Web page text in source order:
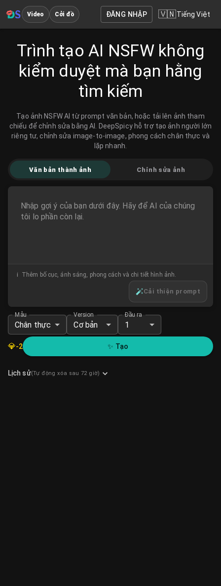
Video Cởi đồ ĐĂNG NHẬP 🇻🇳Tiếng Việt
Trình tạo AI NSFW không
kiểm duyệt mà bạn hằng
tìm kiếm
Tạo ảnh NSFW AI từ prompt văn bản, hoặc tải lên ảnh tham
chiếu để chỉnh sửa bằng AI. DeepSpicy hỗ trợ tạo ảnh người lớn
riêng tư, chỉnh sửa image-to-image, phong cách chân thực và
lặp nhanh.
Văn bản thành ảnh Chỉnh sửa ảnh
i Thêm bố cục, ánh sáng, phong cách và chi tiết hình ảnh.
Cải thiện prompt
Mẫu
Chân thực
Version
Cơ bản
Đầu ra
1
💎-2 ✨ Tạo
Lịch sử(Tự động xóa sau 72 giờ)